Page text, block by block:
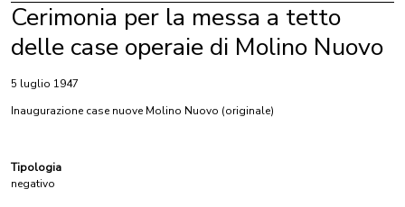
Cerimonia per la messa a tetto
delle case operaie di Molino Nuovo
5 luglio 1947
Inaugurazione case nuove Molino Nuovo (originale)
Tipologia
negativo